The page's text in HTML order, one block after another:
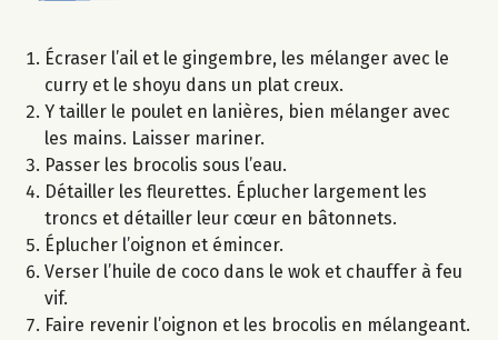
Écraser l’ail et le gingembre, les mélanger avec le
curry et le shoyu dans un plat creux.
Y tailler le poulet en lanières, bien mélanger avec
les mains. Laisser mariner.
Passer les brocolis sous l’eau.
Détailler les fleurettes. Éplucher largement les
troncs et détailler leur cœur en bâtonnets.
Éplucher l’oignon et émincer.
Verser l’huile de coco dans le wok et chauffer à feu
vif.
Faire revenir l’oignon et les brocolis en mélangeant.